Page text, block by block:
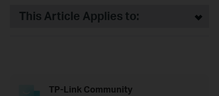
This Article Applies to:
TP-Link Community